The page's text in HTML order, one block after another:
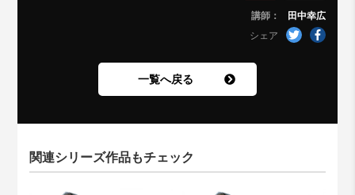
講師：
田中幸広
シェア
一覧へ戻る
関連シリーズ作品もチェック